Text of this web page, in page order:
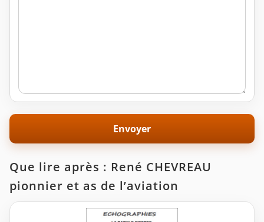
Que lire après : René CHEVREAU
pionnier et as de l’aviation